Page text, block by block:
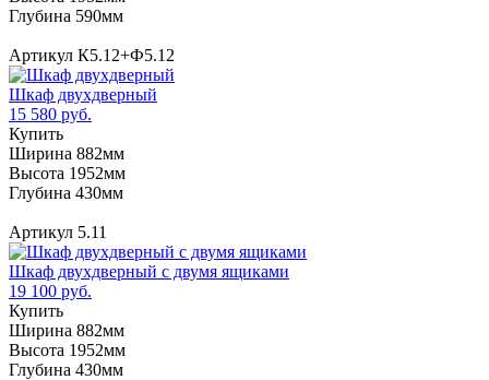
Глубина 590мм
Артикул К5.12+Ф5.12
Шкаф двухдверный
15 580 руб.
Купить
Ширина 882мм
Высота 1952мм
Глубина 430мм
Артикул 5.11
Шкаф двухдверный с двумя ящиками
19 100 руб.
Купить
Ширина 882мм
Высота 1952мм
Глубина 430мм